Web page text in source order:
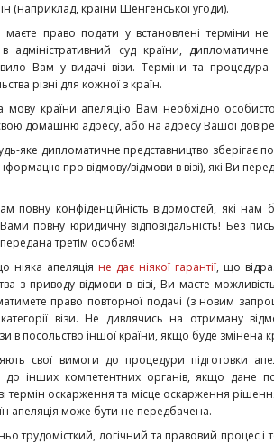
(наприклад, країни Шенгенської угоди).
право подати у встановлені терміни не
адміністративний суд країни, дипломатичне
Вам у видачі візи. Терміни та процедура
різні для кожної з країн.
мову країни апеляцію Вам необхідно
домашню адресу, або на адресу Вашої
яке дипломатичне представництво зберігає
про відмову/відмови в візі), які Ви
повну конфіденційність відомостей, які нам
повну юридичну відповідальність! Без
третім особам!
ніяка апеляція не дає ніякої гарантії, що
з приводу відмови в візі, Ви маєте
право повторної подачі (з новим
візи. Не дивлячись на отриману
в посольство іншої країни, якщо буде змінена
свої вимоги до процедури підготовки
до інших компетентних органів, якщо дане
термін оскарження та місце оскарження
апеляція може бути не передбачена.
трудомісткий, логічний та правовий